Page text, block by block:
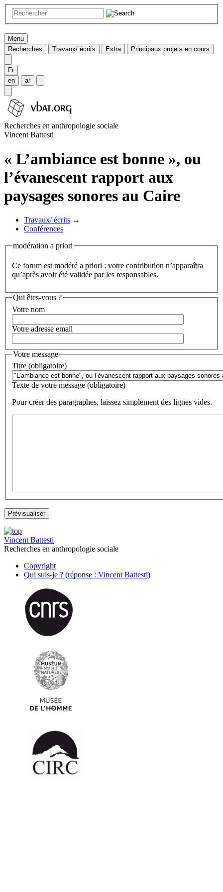
Menu
Recherches
Travaux/ écrits Extra Principaux projets en cours
Fr
en
ar
Recherches en anthropologie sociale
Vincent Battesti
« L’ambiance est bonne », ou
l’évanescent rapport aux
paysages sonores au Caire
Travaux/ écrits →
Conférences
modération a priori
Ce forum est modéré a priori : votre contribution n’apparaîtra
qu’après avoir été validée par les responsables.
Qui êtes-vous ?
Votre nom
Votre adresse email
Votre message
Titre (obligatoire)
Texte de votre message (obligatoire)
Pour créer des paragraphes, laissez simplement des lignes vides.
Vincent Battesti
Recherches en anthropologie sociale
Copyright
Qui suis-je ? (réponse : Vincent Battesti)